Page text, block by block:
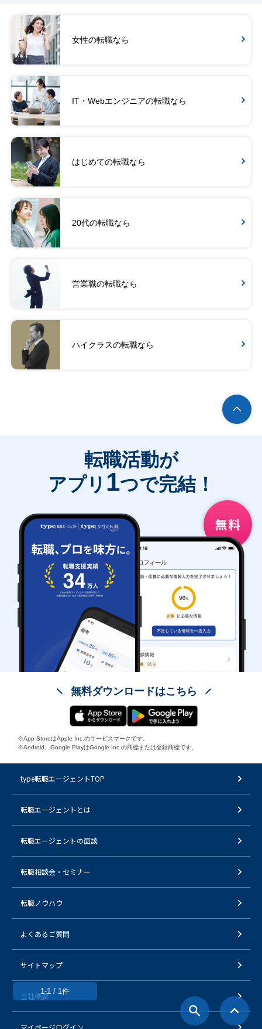
女性の転職なら
IT・Webエンジニアの転職なら
はじめての転職なら
20代の転職なら
営業職の転職なら
ハイクラスの転職なら
1-1 / 1件
転職活動が
アプリ 1つで完結！
無料ダウンロードはこちら
※App StoreはApple Inc.のサービスマークです。
※Android、Google PlayはGoogle Inc.の商標または登録商標です。
type転職エージェントTOP
転職エージェントとは
転職エージェントの面談
転職相談会・セミナー
転職ノウハウ
よくあるご質問
サイトマップ
会社概要
マイページログイン